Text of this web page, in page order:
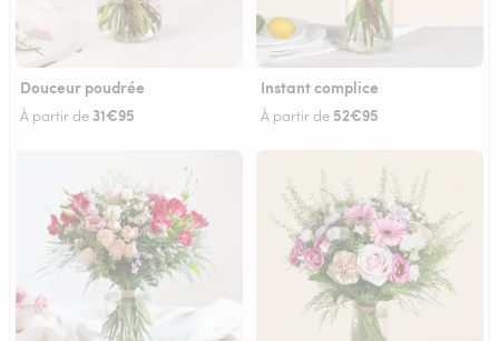
Douceur poudrée
À partir de 31€95
Instant complice
À partir de 52€95